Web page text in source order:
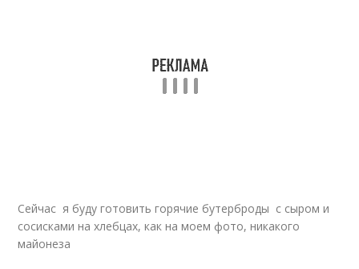
Сейчас я буду готовить горячие бутерброды с сыром и
сосисками на хлебцах, как на моем фото, никакого
майонеза